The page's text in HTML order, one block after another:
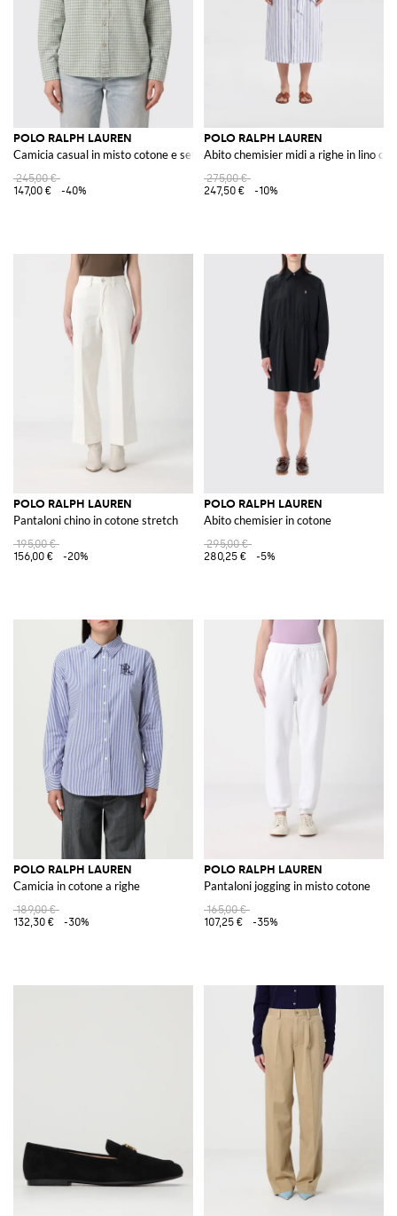
POLO RALPH LAUREN
Camicia casual in misto cotone e seta
245,00 €
147,00 €
-40%
POLO RALPH LAUREN
Abito chemisier midi a righe in lino
275,00 €
247,50 €
-10%
POLO RALPH LAUREN
Pantaloni chino in cotone stretch
195,00 €
156,00 €
-20%
POLO RALPH LAUREN
Abito chemisier in cotone
295,00 €
280,25 €
-5%
POLO RALPH LAUREN
Camicia in cotone a righe
189,00 €
132,30 €
-30%
POLO RALPH LAUREN
Pantaloni jogging in misto cotone
165,00 €
107,25 €
-35%